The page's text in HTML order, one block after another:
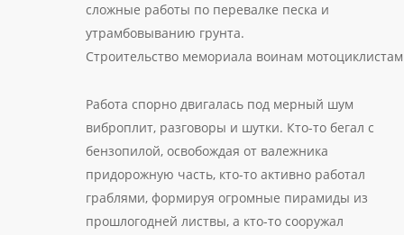
сложные работы по перевалке песка и
утрамбовыванию грунта.
Строительство мемориала воинам мотоциклистам
Работа спорно двигалась под мерный шум
виброплит, разговоры и шутки. Кто-то бегал с
бензопилой, освобождая от валежника
придорожную часть, кто-то активно работал
граблями, формируя огромные пирамиды из
прошлогодней листвы, а кто-то сооружал